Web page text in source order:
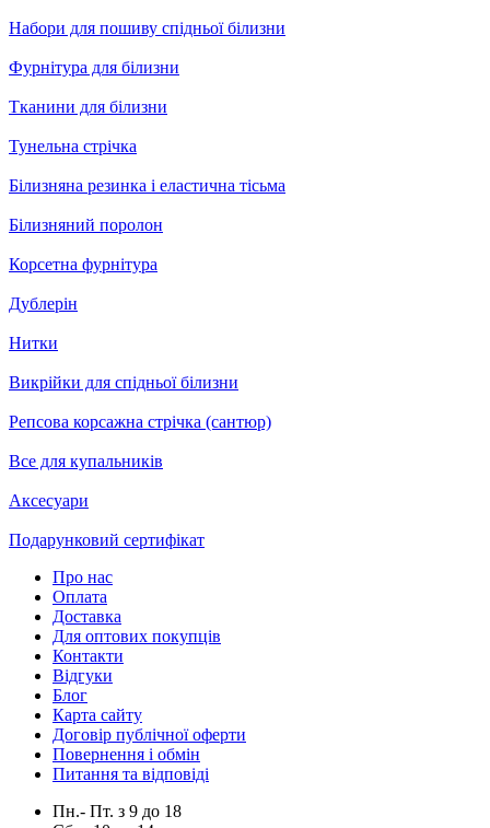
Набори для пошиву спідньої білизни
Фурнітура для білизни
Тканини для білизни
Тунельна стрічка
Білизняна резинка і еластична тісьма
Білизняний поролон
Корсетна фурнітура
Дублерін
Нитки
Викрійки для спідньої білизни
Репсова корсажна стрічка (сантюр)
Все для купальників
Аксесуари
Подарунковий сертифікат
Про нас
Оплата
Доставка
Для оптових покупців
Контакти
Відгуки
Блог
Карта сайту
Договір публічної оферти
Повернення і обмін
Питання та відповіді
Пн.- Пт. з 9 до 18